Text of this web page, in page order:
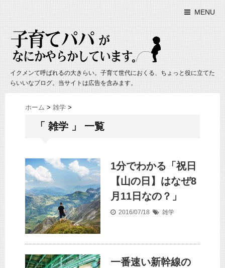
MENU
イクメンて呼ばれるの大きらい。子育て世代におくる、ちょっと役に立てた
らいいなブログ。当サイトは広告を含みます。
ホーム > 雑学 >
「 雑学 」 一覧
1分でわかる「祝日
【山の日】はなぜ8
月11日なの？」
2016/07/18 雑学
一番速い新幹線の